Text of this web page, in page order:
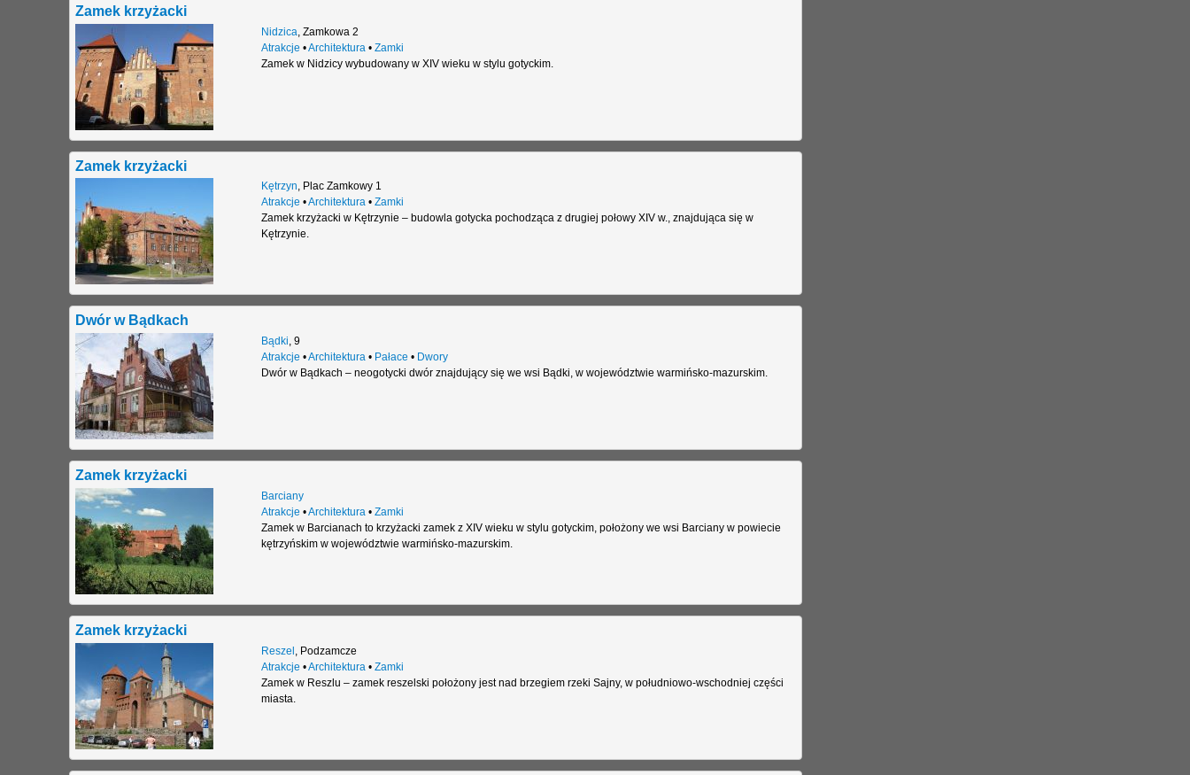
Zamek krzyżacki
Nidzica Zamkowa 2
Atrakcje •Architektura • Zamki
Zamek w Nidzicy wybudowany w XIV wieku w stylu gotyckim.
Zamek krzyżacki
Kętrzyn, Plac Zamkowy 1
Atrakcje •Architektura• Zamki
Zamek krzyżacki w Kętrzynie – budowla gotycka pochodząca z drugiej połowy XIV w., znajdująca się w
Kętrzynie.
Dwór w Bądkach
Bądki, 9
Atrakcje •Architektura• Pałace • Dwory
Dwór w Bądkach – neogotycki dwór znajdujący się we wsi Bądki, w województwie warmińsko-mazurskim.
Zamek krzyżacki
Barciany
Atrakcje •Architektura• Zamki
Zamek w Barcianach to krzyżacki zamek z XIV wieku w stylu gotyckim, położony we wsi Barciany w powiecie
kętrzyńskim w województwie warmińsko-mazurskim.
Zamek krzyżacki
Reszel , Podzamcze
Atrakcje •Architektura• Zamki
Zamek w Reszlu – zamek reszelski położony jest nad brzegiem rzeki Sajny, w południowo-wschodniej części
miasta.